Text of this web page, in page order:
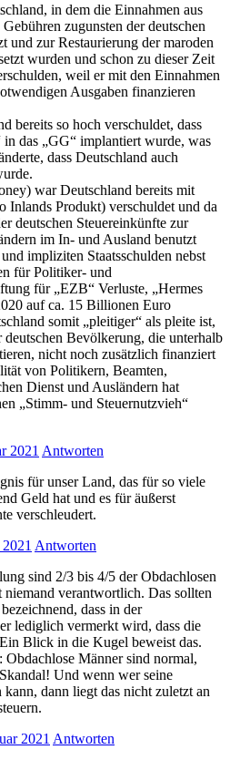
in dem die Einnahmen aus
zugunsten der deutschen
und zur Restaurierung der maroden
wurden und schon zu dieser Zeit
weil er mit den Einnahmen
Ausgaben finanzieren
bereits so hoch verschuldet, dass
in das „GG“ implantiert wurde, was
dass Deutschland auch
war Deutschland bereits mit
Inlands Produkt) verschuldet und da
deutschen Steuereinkünfte zur
im In- und Ausland benutzt
impliziten Staatsschulden nebst
für Politiker- und
für „EZB“ Verluste, „Hermes
auf ca. 15 Billionen Euro
somit „pleitiger“ als pleite ist,
deutschen Bevölkerung, die unterhalb
nicht noch zusätzlich finanziert
von Politikern, Beamten,
Dienst und Ausländern hat
„Stimm- und Steuernutzvieh“
2021 Antworten
für unser Land, das für so viele
Geld hat und es für äußerst
verschleudert.
Antworten
sind 2/3 bis 4/5 der Obdachlosen
verantwortlich. Das sollten
dass in der
lediglich vermerkt wird, dass die
Blick in die Kugel beweist das.
Männer sind normal,
Und wenn wer seine
dann liegt das nicht zuletzt an
2021 Antworten